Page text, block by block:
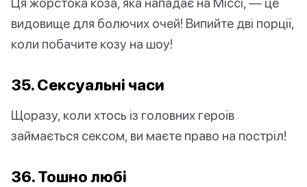
видовище для болючих очей! Випийте дві порції,
коли побачите козу на шоу!
35. Сексуальні часи
Щоразу, коли хтось із головних героїв
займається сексом, ви маєте право на постріл!
36. Тошно любі